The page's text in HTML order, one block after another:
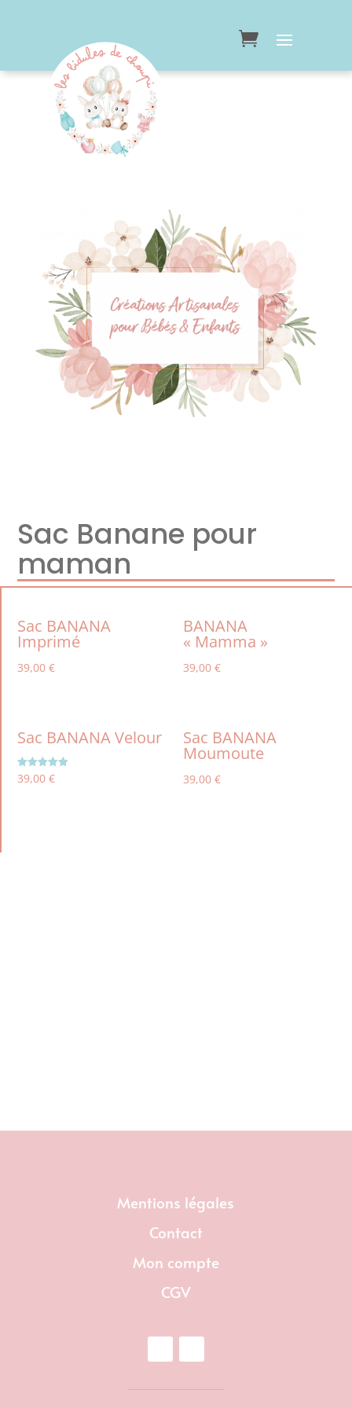
Sac Banane pour
maman
Sac BANANA
Imprimé
39,00 €
BANANA
« Mamma »
39,00€
Sac BANANA Velour
Note
5.00
39,00 €
Sac BANANA
Moumoute
39,00€
Mentions légales
Contact
Mon compte
CGV